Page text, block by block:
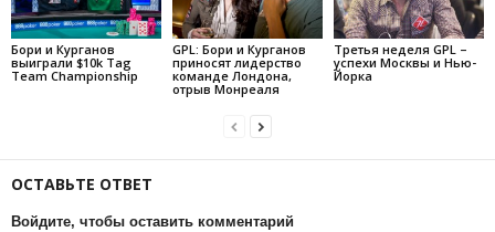
Бори и Курганов
выиграли $10k Tag
Team Championship
GPL: Бори и Курганов
приносят лидерство
команде Лондона,
отрыв Монреаля
Третья неделя GPL –
успехи Москвы и Нью-
Йорка
ОСТАВЬТЕ ОТВЕТ
Войдите, чтобы оставить комментарий